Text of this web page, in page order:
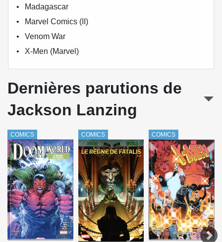
Madagascar
Marvel Comics (II)
Venom War
X-Men (Marvel)
Dernières parutions de
Jackson Lanzing
COMICS COMICS COMICS